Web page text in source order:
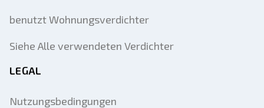
benutzt Wohnungsverdichter
Siehe Alle verwendeten Verdichter
LEGAL
Nutzungsbedingungen